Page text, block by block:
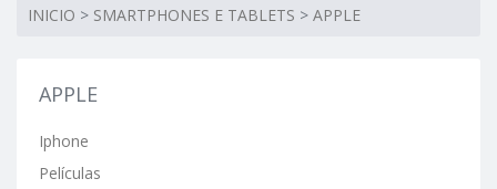
INICIO > SMARTPHONES E TABLETS > APPLE
APPLE
Iphone
Películas